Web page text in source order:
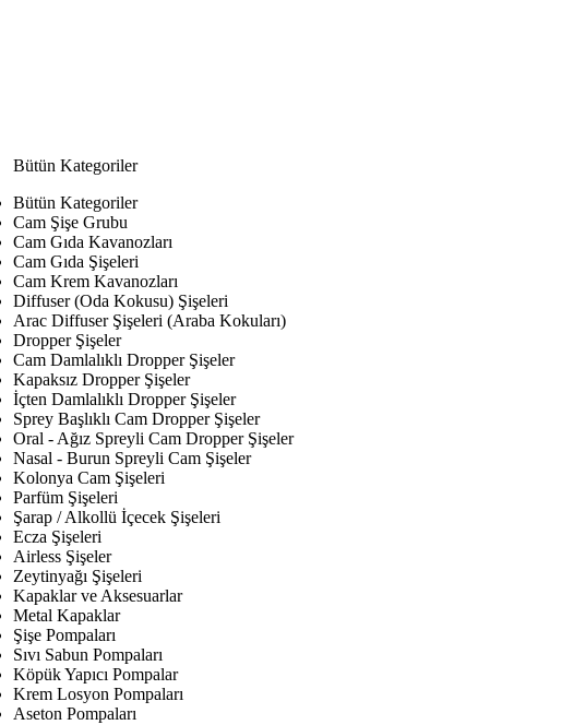
Bütün Kategoriler
Bütün Kategoriler
Cam Şişe Grubu
Cam Gıda Kavanozları
Cam Gıda Şişeleri
Cam Krem Kavanozları
Diffuser (Oda Kokusu) Şişeleri
Arac Diffuser Şişeleri (Araba Kokuları)
Dropper Şişeler
Cam Damlalıklı Dropper Şişeler
Kapaksız Dropper Şişeler
İçten Damlalıklı Dropper Şişeler
Sprey Başlıklı Cam Dropper Şişeler
Oral - Ağız Spreyli Cam Dropper Şişeler
Nasal - Burun Spreyli Cam Şişeler
Kolonya Cam Şişeleri
Parfüm Şişeleri
Şarap / Alkollü İçecek Şişeleri
Ecza Şişeleri
Airless Şişeler
Zeytinyağı Şişeleri
Kapaklar ve Aksesuarlar
Metal Kapaklar
Şişe Pompaları
Sıvı Sabun Pompaları
Köpük Yapıcı Pompalar
Krem Losyon Pompaları
Aseton Pompaları